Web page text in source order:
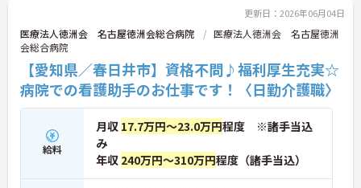
更新日：2026年06月04日
医療法人徳洲会 名古屋徳洲会総合病院
医療法人徳洲会 名古屋徳洲
会総合病院
【愛知県／春日井市】資格不問♪福利厚生充実☆
病院での看護助手のお仕事です！〈日勤介護職〉
給料
月収 17.7万円～23.0万円程度 ※諸手当込
み
年収 240万円～310万円程度（諸手当込）